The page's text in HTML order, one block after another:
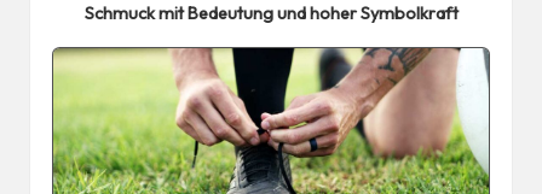
Schmuck mit Bedeutung und hoher Symbolkraft